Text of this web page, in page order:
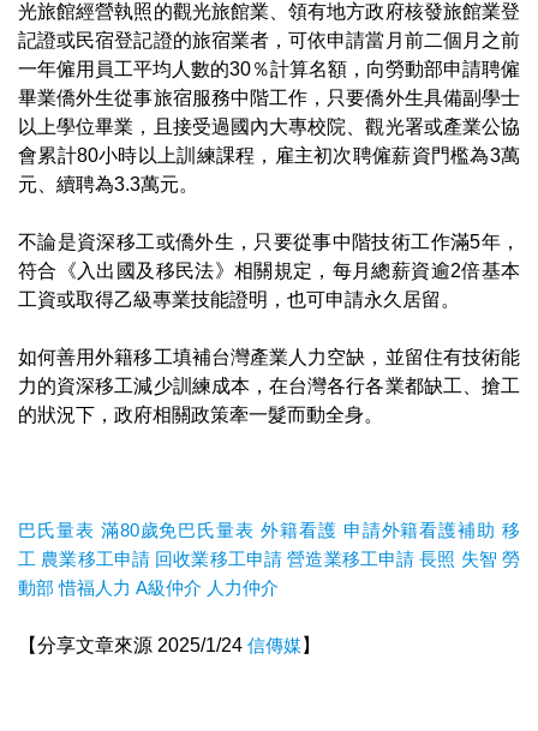
光旅館經營執照的觀光旅館業、領有地方政府核發旅館業登
記證或民宿登記證的旅宿業者，可依申請當月前二個月之前
一年僱用員工平均人數的30％計算名額，向勞動部申請聘僱
畢業僑外生從事旅宿服務中階工作，只要僑外生具備副學士
以上學位畢業，且接受過國內大專校院、觀光署或產業公協
會累計80小時以上訓練課程，雇主初次聘僱薪資門檻為3萬
元、續聘為3.3萬元。
不論是資深移工或僑外生，只要從事中階技術工作滿5年，
符合《入出國及移民法》相關規定，每月總薪資逾2倍基本
工資或取得乙級專業技能證明，也可申請永久居留。
如何善用外籍移工填補台灣產業人力空缺，並留住有技術能
力的資深移工減少訓練成本，在台灣各行各業都缺工、搶工
的狀況下，政府相關政策牽一髮而動全身。
巴氏量表 滿80歲免巴氏量表 外籍看護 申請外籍看護補助 移
工 農業移工申請 回收業移工申請 營造業移工申請 長照 失智 勞
動部 惜福人力 A級仲介 人力仲介
【分享文章來源 2025/1/24 信傳媒】